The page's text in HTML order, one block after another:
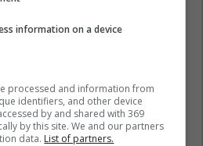
masa afatgjata dhe
strukturën ekonomike të
information on a device
processed and information from
identifiers, and other device
by and shared with 369
by this site. We and our partners
data. List of partners.